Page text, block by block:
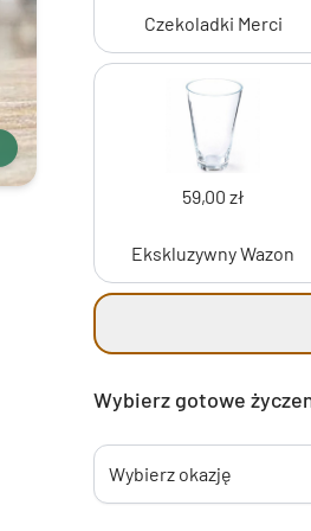
Czekoladki Merci
59,00 zł
Ekskluzywny Wazon
Wybierz gotowe
Wybierz okazję